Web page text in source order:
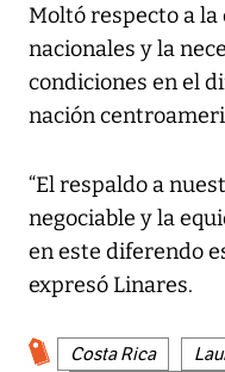
Moltó respecto a
nacionales y la
condiciones en el
nación
“El respaldo a
negociable y la
en este diferendo
expresó Linares.
Costa Rica